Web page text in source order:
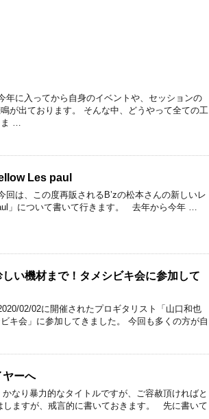
年に入ってから自身のイベントや、セッションの
が出ております。 そんな中、どうやって全ての工
ま …
Les paul
は、この度再販されるB’zの松本さんの新しいレ
」について書いて行きます。 去年から今年 …
しい機材まで！タメシビキ会に参加して
02/02に開催されたプロギタリスト「山口和也
キ会」に参加してきました。 今回も多くの方が自
ヤーへ
なり暴力的なタイトルですが、ご容赦頂ければと
しますが、戒言的に書いておきます。 先に書いて